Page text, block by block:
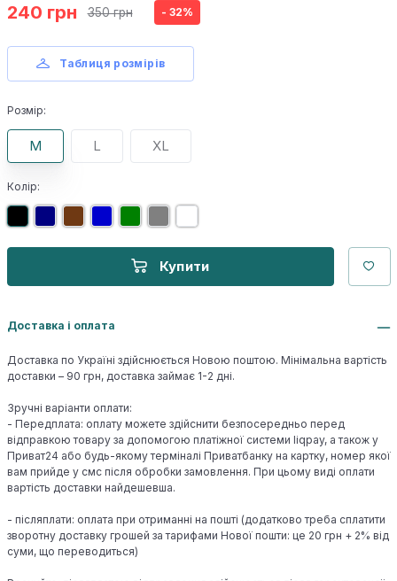
240 грн 350 грн - 32%
Таблиця розмірів
Розмір:
M L XL
Колір:
Купити
Доставка і оплата
Доставка по Україні здійснюється Новою поштою. Мінімальна вартість
доставки – 90 грн, доставка займає 1-2 дні.
Зручні варіанти оплати:
- Передплата: оплату можете здійснити безпосередньо перед
відправкою товару за допомогою платіжної системи liqpay, а також у
Приват24 або будь-якому терміналі Приватбанку на картку, номер якої
вам прийде у смс після обробки замовлення. При цьому виді оплати
вартість доставки найдешевша.
- післяплати: оплата при отриманні на пошті (додатково треба сплатити
зворотну доставку грошей за тарифами Нової пошти: це 20 грн + 2% від
суми, що переводиться)